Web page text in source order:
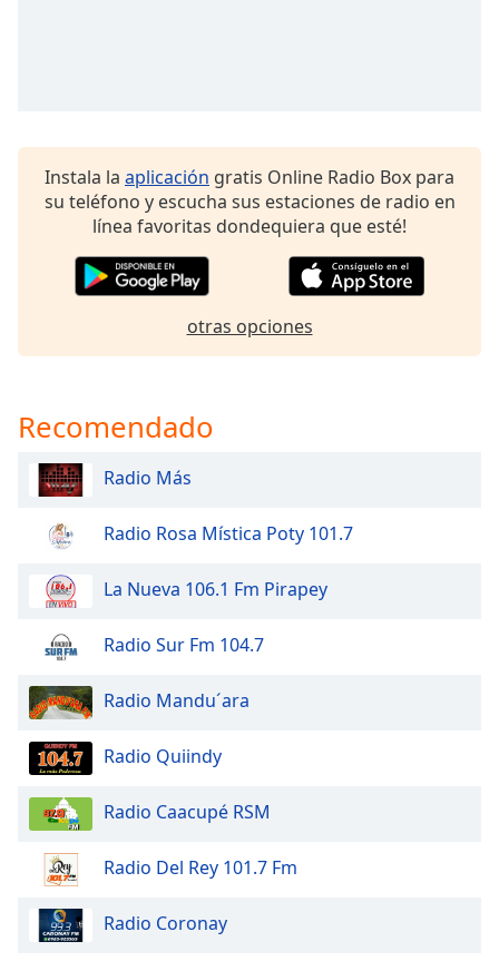
and
Text
Background
Color
Opacity
Caption
Background
Color
Opacity
Edge
Instala la aplicación gratis Online Radio Box para
su teléfono y escucha sus estaciones de radio en
línea favoritas dondequiera que esté!
otras opciones
Recomendado
Radio Más
Radio Rosa Mística Poty 101.7
La Nueva 106.1 Fm Pirapey
Radio Sur Fm 104.7
Radio Mandu´ara
Radio Quiindy
Radio Caacupé RSM
Radio Del Rey 101.7 Fm
Radio Coronay